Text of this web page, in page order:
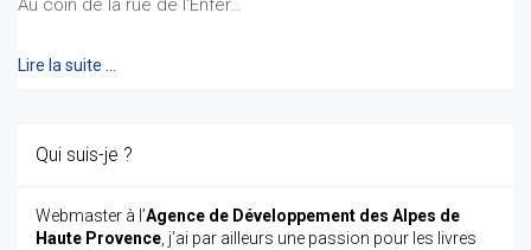
Au coin de la rue de l'Enfer…
Lire la suite …
Qui suis-je ?
Webmaster à l’Agence de Développement des Alpes de
Haute Provence , j’ai par ailleurs une passion pour les livres